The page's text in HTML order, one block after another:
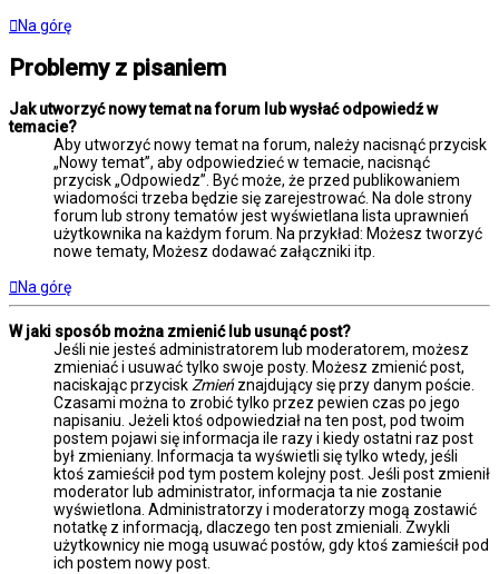
Na górę
Problemy z pisaniem
Jak utworzyć nowy temat na forum lub wysłać odpowiedź w
temacie?
Aby utworzyć nowy temat na forum, należy nacisnąć przycisk
„Nowy temat”, aby odpowiedzieć w temacie, nacisnąć
przycisk „Odpowiedz”. Być może, że przed publikowaniem
wiadomości trzeba będzie się zarejestrować. Na dole strony
forum lub strony tematów jest wyświetlana lista uprawnień
użytkownika na każdym forum. Na przykład: Możesz tworzyć
nowe tematy, Możesz dodawać załączniki itp.
Na górę
W jaki sposób można zmienić lub usunąć post?
Jeśli nie jesteś administratorem lub moderatorem, możesz
zmieniać i usuwać tylko swoje posty. Możesz zmienić post,
naciskając przyciskZmieńznajdujący się przy danym poście.
Czasami można to zrobić tylko przez pewien czas po jego
napisaniu. Jeżeli ktoś odpowiedział na ten post, pod twoim
postem pojawi się informacja ile razy i kiedy ostatni raz post
był zmieniany. Informacja ta wyświetli się tylko wtedy, jeśli
ktoś zamieścił pod tym postem kolejny post. Jeśli post zmienił
moderator lub administrator, informacja ta nie zostanie
wyświetlona. Administratorzy i moderatorzy mogą zostawić
notatkę z informacją, dlaczego ten post zmieniali. Zwykli
użytkownicy nie mogą usuwać postów, gdy ktoś zamieścił pod
ich postem nowy post.